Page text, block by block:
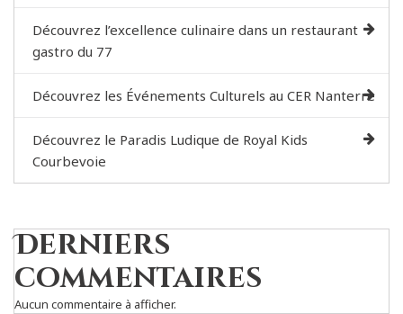
Découvrez l’excellence culinaire dans un restaurant
gastro du 77
Découvrez les Événements Culturels au CER Nanterre
Découvrez le Paradis Ludique de Royal Kids
Courbevoie
Derniers
commentaires
Aucun commentaire à afficher.